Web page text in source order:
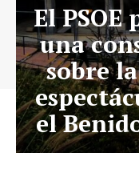
El
una
sobre
el